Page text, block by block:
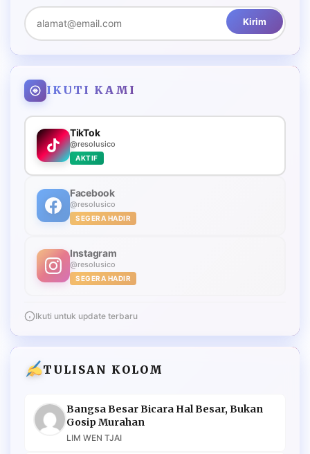
Kirim
IKUTI KAMI
TikTok
@resolusico
AKTIF
Facebook
@resolusico
SEGERA HADIR
Instagram
@resolusico
SEGERA HADIR
Ikuti untuk update terbaru
TULISAN KOLOM
Bangsa Besar Bicara Hal Besar, Bukan
Gosip Murahan
LIM WEN TJAI